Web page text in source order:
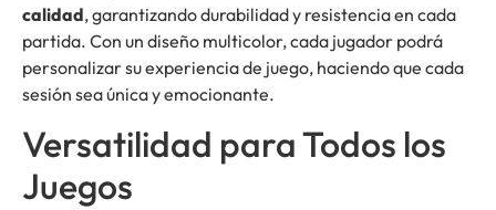
calidad, garantizando durabilidad y resistencia en cada
partida. Con un diseño multicolor, cada jugador podrá
personalizar su experiencia de juego, haciendo que cada
sesión sea única y emocionante.
Versatilidad para Todos los
Juegos